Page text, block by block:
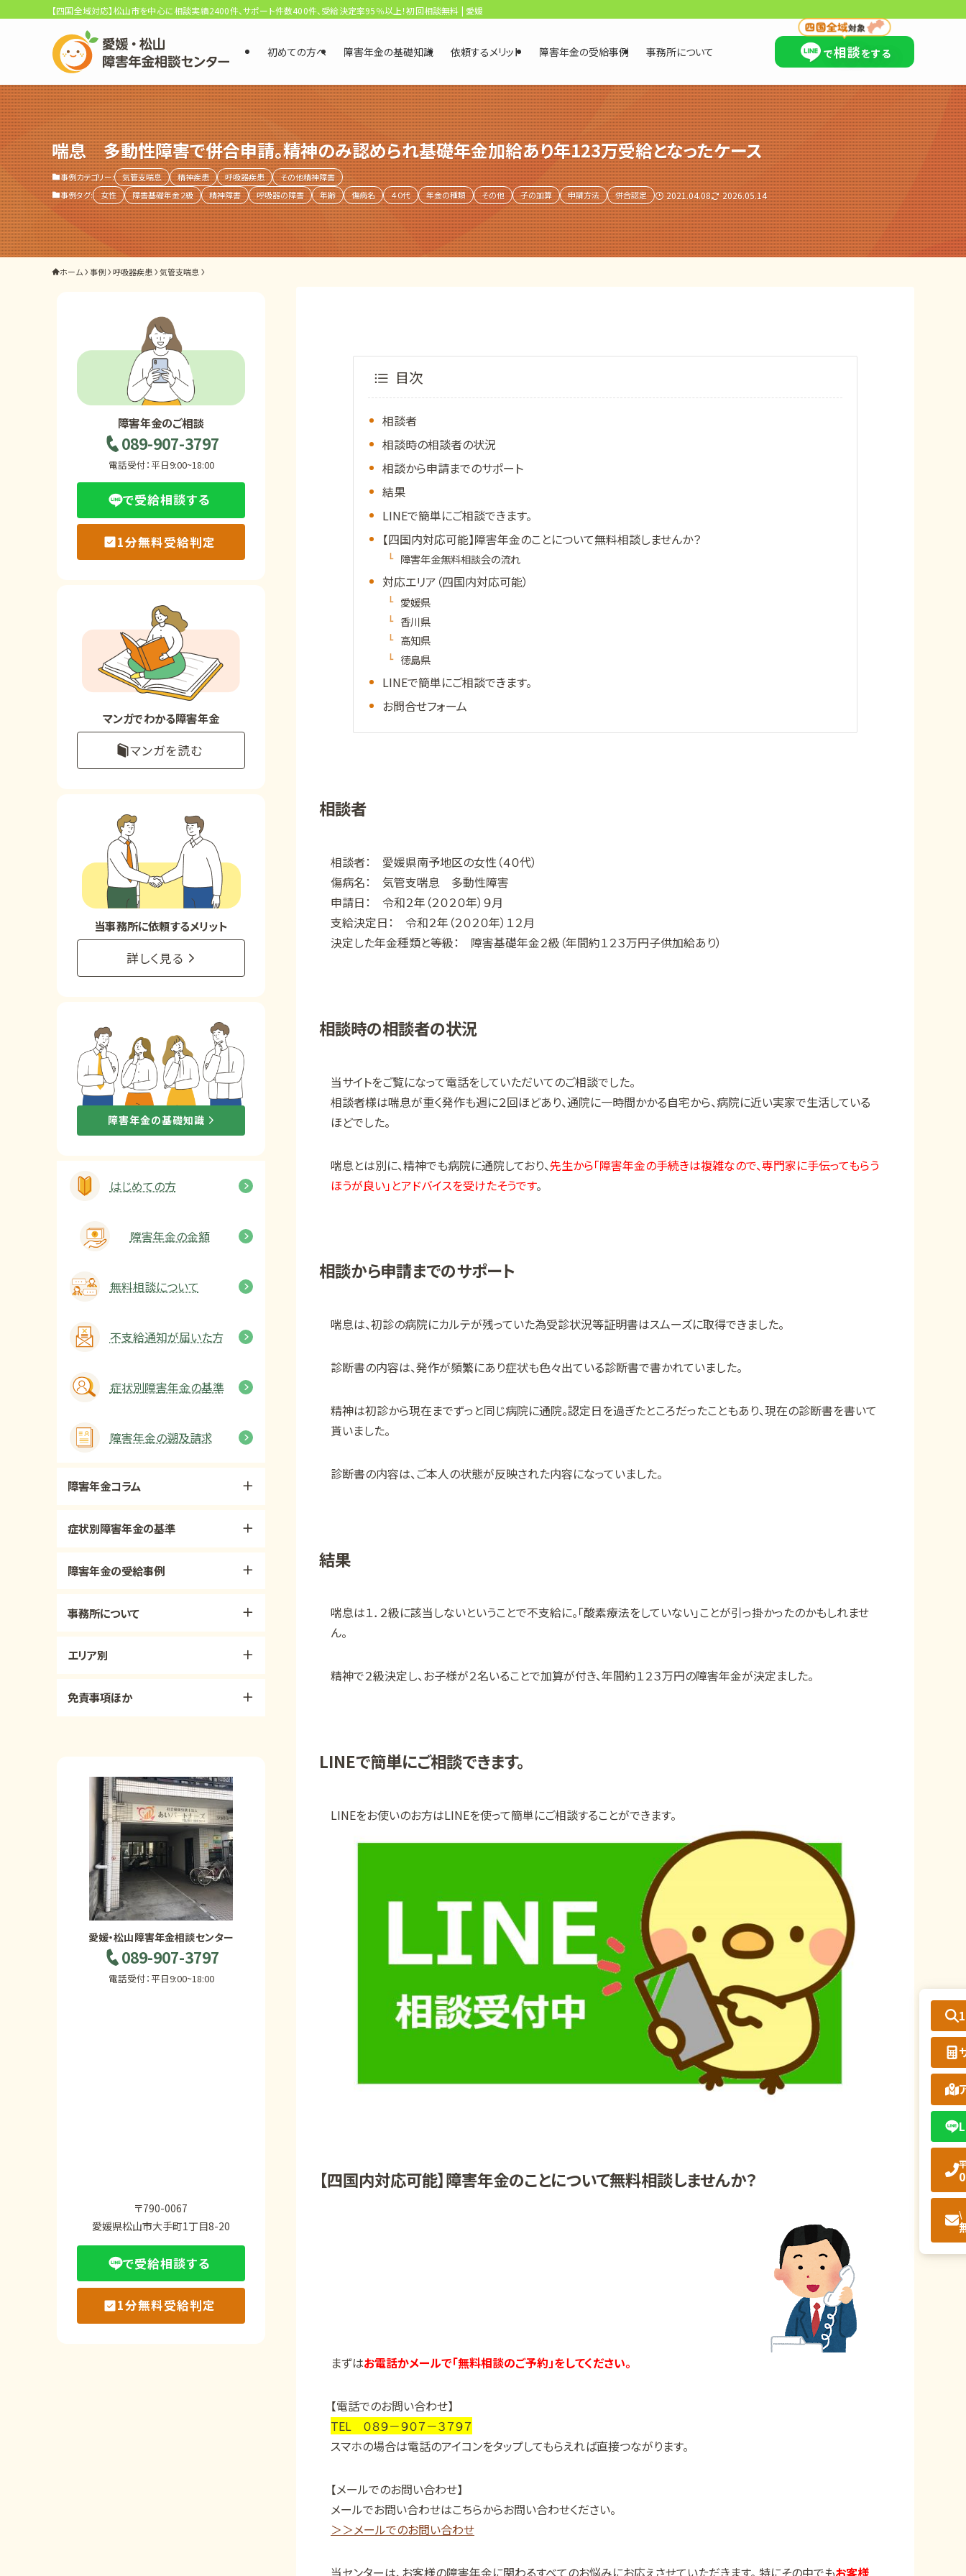
×
選ばれる3つの理由
初回相談料0円・受給後報酬型
サポート料金について
県内 No.1 の豊富な知識と経験
ご相談事例をみる
外出困難でもOK
障害年金の基礎知識
障害年金の金額
Q&A・相談事例
事務所について
お客様からの感謝のお手紙
で受給相談をする
メリット
お電話でのお問い合わせ
089-907-3797
【四国全域対応】松山市を中心に相談実績2400件、サポート件数400件、受給決定率95％以上！初回相談無料 | 愛媛・松山障害年金相談センター
初めての方へ 障害年金の基礎知識 依頼するメリット 障害年金の受給事例 事務所について で相談をする
喘息 多動性障害で併合申請。精神のみ認められ基礎年金加給あり年123万受給となったケース
事例カテゴリー: 気管支喘息 精神疾患 呼吸器疾患
その他精神障害
事例タグ:
女性 障害基礎年金２級 精神障害 呼吸器の障害 年齢 傷病名 ４０代 年金の種類 その他 子の加算 申請方法 併合認定 2021.04.08 2026.05.14
ホーム 事例 呼吸器疾患 気管支喘息
目次
相談者
相談時の相談者の状況
相談から申請までのサポート
結果
LINEで簡単にご相談できます。
【四国内対応可能】障害年金のことについて無料相談しませんか？
障害年金無料相談会の流れ
対応エリア（四国内対応可能）
愛媛県
香川県
高知県
徳島県
LINEで簡単にご相談できます。
お問合せフォーム
相談者
相談者： 愛媛県南予地区の女性（４０代）
傷病名： 気管支喘息 多動性障害
申請日： 令和２年（２０２０年）９月
支給決定日： 令和２年（２０２０年）１２月
決定した年金種類と等級： 障害基礎年金２級（年間約１２３万円子供加給あり）
相談時の相談者の状況
当サイトをご覧になって電話をしていただいてのご相談でした。
相談者様は喘息が重く発作も週に２回ほどあり、通院に一時間かかる自宅から、病院に近い実家で生活している
ほどでした。
喘息とは別に、精神でも病院に通院しており、先生から「障害年金の手続きは複雑なので、専門家に手伝ってもらう
ほうが良い」とアドバイスを受けたそうです。
相談から申請までのサポート
喘息は、初診の病院にカルテが残っていた為受診状況等証明書はスムーズに取得できました。
診断書の内容は、発作が頻繁にあり症状も色々出ている診断書で書かれていました。
精神は初診から現在までずっと同じ病院に通院。認定日を過ぎたところだったこともあり、現在の診断書を書いて
貰いました。
診断書の内容は、ご本人の状態が反映された内容になっていました。
結果
喘息は１．２級に該当しないということで不支給に。「酸素療法をしていない」ことが引っ掛かったのかもしれませ
ん。
精神で２級決定し、お子様が２名いることで加算が付き、年間約１２３万円の障害年金が決定ました。
LINEで簡単にご相談できます。
LINEをお使いのお方はLINEを使って簡単にご相談することができます。
【四国内対応可能】障害年金のことについて無料相談しませんか？
まずはお電話かメールで「無料相談のご予約」をしてください。
【電話でのお問い合わせ】
TEL ０８９－９０７－３７９７
スマホの場合は電話のアイコンをタップしてもらえれば直接つながります。
【メールでのお問い合わせ】
メールでお問い合わせはこちらからお問い合わせください。
＞＞メールでのお問い合わせ
障害年金のご相談
089-907-3797
電話受付：平日9:00~18:00
で受給相談する
1分無料受給判定
マンガでわかる障害年金
マンガを読む
当事務所に依頼するメリット
詳しく見る
障害年金の基礎知識
はじめての方
障害年金の金額
無料相談について
不支給通知が届いた方
症状別障害年金の基準
障害年金の遡及請求
障害年金コラム
症状別障害年金の基準
障害年金の受給事例
事務所について
エリア別
免責事項ほか
愛媛・松山障害年金相談センター
089-907-3797
電話受付：平日9:00~18:00
〒790-0067
愛媛県松山市大手町1丁目8-20
で受給相談する
1分無料受給判定
\